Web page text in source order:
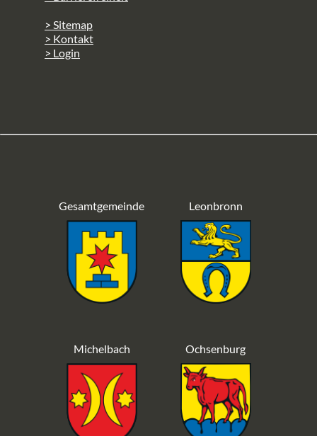
> Sitemap
> Kontakt
> Login
Gesamtgemeinde Leonbronn
Michelbach Ochsenburg